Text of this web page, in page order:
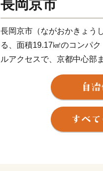
長岡京市
長岡京市（ながおかきょう
る、面積19.17㎢のコンパ
ルアクセスで、京都中心部
ことができ、通勤・通学
て世代に選ばれ続けている
一方で、市内には西山連峰
風景が広がるのんびりとし
がかつて置かれた地でもあ
最後の戦いに臨んだ「山